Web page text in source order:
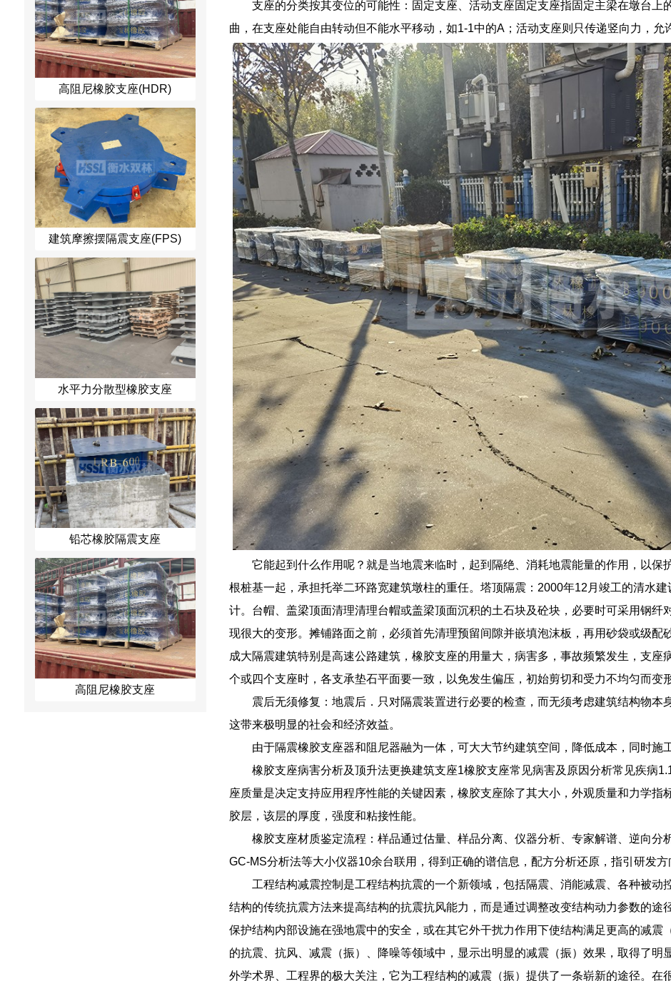
高阻尼橡胶支座(HDR)
建筑摩擦摆隔震支座(FPS)
水平力分散型橡胶支座
铅芯橡胶隔震支座
高阻尼橡胶支座
支座的分类按其变位的可能性：固定支座、活动支座固定支座指固定主梁在墩台上
曲，在支座处能自由转动但不能水平移动，如1-1中的A；活动支座则只传递竖向力，允
它能起到什么作用呢？就是当地震来临时，起到隔绝、消耗地震能量的作用，以
根桩基一起，承担托举二环路宽建筑墩柱的重任。塔顶隔震：2000年12月竣工的清水
计。台帽、盖梁顶面清理清理台帽或盖梁顶面沉积的土石块及砼块，必要时可采用钢纤
现很大的变形。摊铺路面之前，必须首先清理预留间隙并嵌填泡沫板，再用砂袋或级配
成大隔震建筑特别是高速公路建筑，橡胶支座的用量大，病害多，事故频繁发生，支
个或四个支座时，各支承垫石平面要一致，以免发生偏压，初始剪切和受力不均匀而变形
震后无须修复：地震后．只对隔震装置进行必要的检查，而无须考虑建筑结构物本
这带来极明显的社会和经济效益。
由于隔震橡胶支座器和阻尼器融为一体，可大大节约建筑空间，降低成本，同时施
橡胶支座病害分析及顶升法更换建筑支座1橡胶支座常见病害及原因分析常见疾病
座质量是决定支持应用程序性能的关键因素，橡胶支座除了其大小，外观质量和力学指
胶层，该层的厚度，强度和粘接性能。
橡胶支座材质鉴定流程：样品通过估量、样品分离、仪器分析、专家解谱、逆向分
GC-MS分析法等大小仪器10余台联用，得到正确的谱信息，配方分析还原，指引研发方
工程结构减震控制是工程结构抗震的一个新领域，包括隔震、消能减震、各种被动
结构的传统抗震方法来提高结构的抗震抗风能力，而是通过调整改变结构动力参数的途
保护结构内部设施在强地震中的安全，或在其它外干扰力作用下使结构满足更高的减震
的抗震、抗风、减震（振）、降噪等领域中，显示出明显的减震（振）效果，取得了明
外学术界、工程界的极大关注，它为工程结构的减震（振）提供了一条崭新的途径。在